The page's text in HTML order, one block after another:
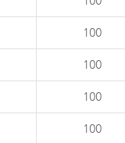
100
100
100
100